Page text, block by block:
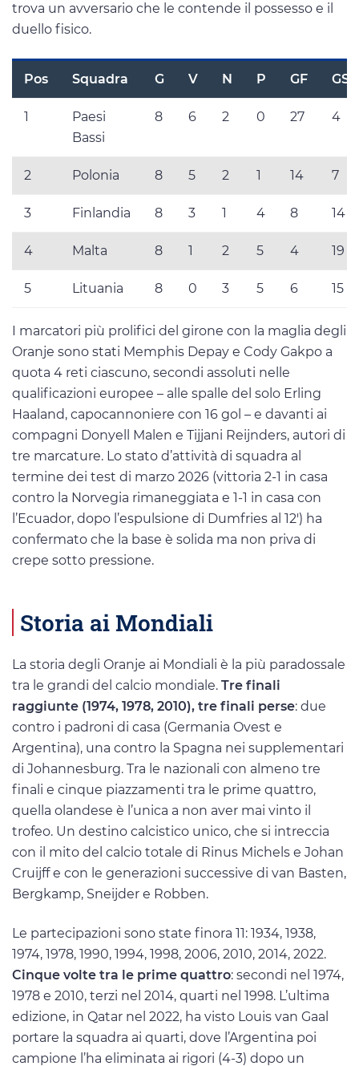
trova un avversario che le contende il possesso e il
duello fisico.
Pos Squadra G V N P GF GS
1
Paesi
Bassi
8 6 2 0 27 4
2 Polonia 8 5 2 1 14 7
3 Finlandia 8 3 1 4 8 14
4 Malta 8 1 2 5 4 19
5 Lituania 8 0 3 5 6 15
I marcatori più prolifici del girone con la maglia degli
Oranje sono stati Memphis Depay e Cody Gakpo a
quota 4 reti ciascuno, secondi assoluti nelle
qualificazioni europee – alle spalle del solo Erling
Haaland, capocannoniere con 16 gol – e davanti ai
compagni Donyell Malen e Tijjani Reijnders, autori di
tre marcature. Lo stato d’attività di squadra al
termine dei test di marzo 2026 (vittoria 2-1 in casa
contro la Norvegia rimaneggiata e 1-1 in casa con
l’Ecuador, dopo l’espulsione di Dumfries al 12′) ha
confermato che la base è solida ma non priva di
crepe sotto pressione.
Storia ai Mondiali
La storia degli Oranje ai Mondiali è la più paradossale
tra le grandi del calcio mondiale. Tre finali
raggiunte (1974, 1978, 2010), tre finali perse: due
contro i padroni di casa (Germania Ovest e
Argentina), una contro la Spagna nei supplementari
di Johannesburg. Tra le nazionali con almeno tre
finali e cinque piazzamenti tra le prime quattro,
quella olandese è l’unica a non aver mai vinto il
trofeo. Un destino calcistico unico, che si intreccia
con il mito del calcio totale di Rinus Michels e Johan
Cruijff e con le generazioni successive di van Basten,
Bergkamp, Sneijder e Robben.
Le partecipazioni sono state finora 11: 1934, 1938,
1974, 1978, 1990, 1994, 1998, 2006, 2010, 2014, 2022.
Cinque volte tra le prime quattro: secondi nel 1974,
1978 e 2010, terzi nel 2014, quarti nel 1998. L’ultima
edizione, in Qatar nel 2022, ha visto Louis van Gaal
portare la squadra ai quarti, dove l’Argentina poi
campione l’ha eliminata ai rigori (4-3) dopo un